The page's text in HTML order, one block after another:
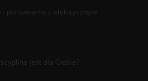
porównanie z elektrycznym
jest dla Ciebie?